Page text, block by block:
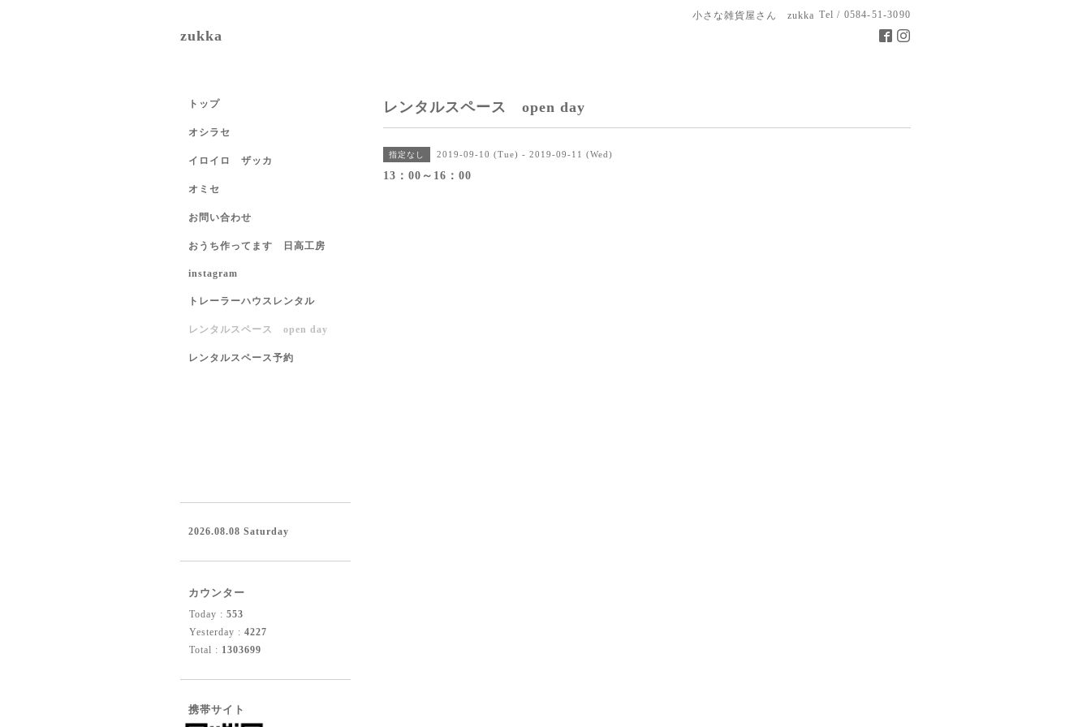
小さな雑貨屋さん zukka Tel / 0584-51-3090
zukka
レンタルスペース open day
指定なし 2019-09-10 (Tue) - 2019-09-11 (Wed)
13：00～16：00
トップ
オシラセ
イロイロ ザッカ
オミセ
お問い合わせ
おうち作ってます 日高工房
instagram
トレーラーハウスレンタル
レンタルスペース open day
レンタルスペース予約
2026.08.08 Saturday
カウンター
Today : 553
Yesterday : 4227
Total : 1303699
携帯サイト